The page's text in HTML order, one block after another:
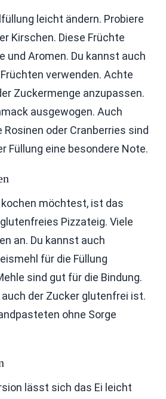
leicht ändern. Probiere
Kirschen. Diese Früchte
und Aromen. Du kannst auch
verwenden. Achte
Zuckermenge anzupassen.
ausgewogen. Auch
oder Cranberries sind
Füllung eine besondere Note.
möchtest, ist das
Pizzateig. Viele
an. Du kannst auch
für die Füllung
sind gut für die Bindung.
der Zucker glutenfrei ist.
ohne Sorge
lässt sich das Ei leicht